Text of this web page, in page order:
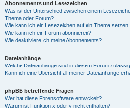
Abonnements und Lesezeichen
Was ist der Unterschied zwischen einem
Thema oder Forum?
Wie kann ich ein Lesezeichen auf ein Thema
Wie kann ich ein Forum abonnieren?
Wie deaktiviere ich meine Abonnements?
Dateianhänge
Welche Dateianhänge sind in diesem Forum
Kann ich eine Übersicht all meiner Dateianhänge
phpBB betreffende Fragen
Wer hat diese Forensoftware entwickelt?
Warum ist Funktion x oder y nicht enthalten?